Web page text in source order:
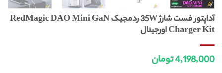
آداپتور فست شارژ 35W ردمجیک RedMagic DAO Mini GaN
Charger Kit اورجینال
4,198,000تومان